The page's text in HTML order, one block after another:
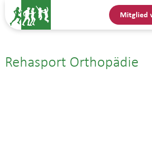
Mitglied
Rehasport Orthopädie
15.10.| 10:00